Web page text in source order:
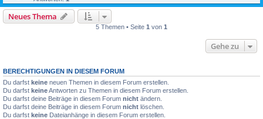
Neues Thema
5 Themen • Seite 1 von 1
Gehe zu
BERECHTIGUNGEN IN DIESEM FORUM
Du darfst keine neuen Themen in diesem Forum erstellen.
Du darfst keineAntworten zu Themen in diesem Forum erstellen.
Du darfst deine Beiträge in diesem Forum nicht ändern.
Du darfst deine Beiträge in diesem Forum nicht löschen.
Du darfst keine Dateianhänge in diesem Forum erstellen.